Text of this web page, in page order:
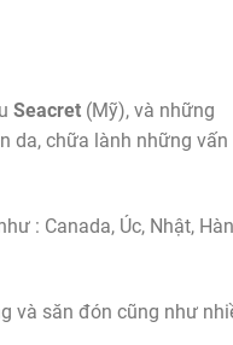
Seacret (Mỹ), và những
da, chữa lành những vấn
: Canada, Úc, Nhật,
và săn đón cũng như